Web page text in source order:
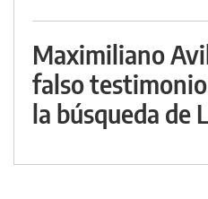
Maximiliano
falso
la búsqueda de